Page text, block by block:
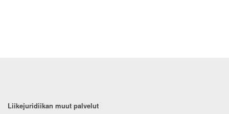
Liikejuridiikan muut palvelut